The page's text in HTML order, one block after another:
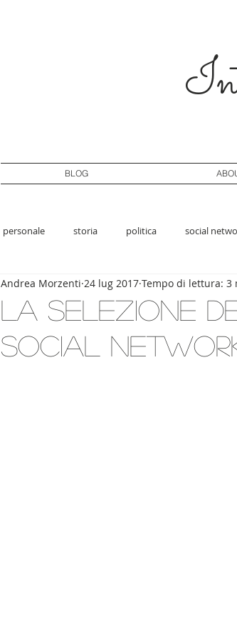
BLOG
personale storia politica social
La selezione
social
Andrea Morzenti 24 lug 2017 Tempo di lettura: 3